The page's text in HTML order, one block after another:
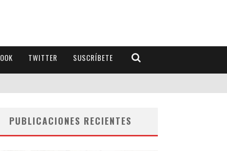
TWITTER SUSCRÍBETE
PUBLICACIONES RECIENTES